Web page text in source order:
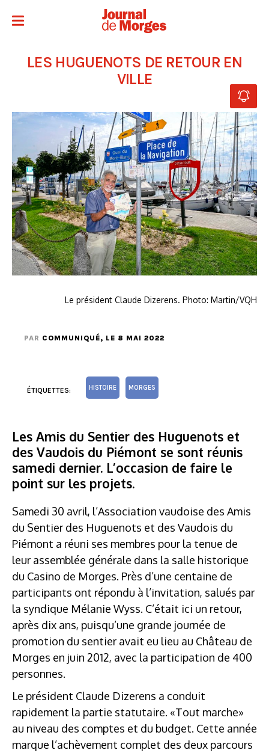
LES HUGUENOTS DE RETOUR EN
VILLE
Le président Claude Dizerens. Photo: Martin/VQH
PAR COMMUNIQUÉ, LE 8 MAI 2022
ÉTIQUETTES: HISTOIRE MORGES
Les Amis du Sentier des Huguenots et
des Vaudois du Piémont se sont réunis
samedi dernier. L’occasion de faire le
point sur les projets.
Samedi 30 avril, l’Association vaudoise des Amis
du Sentier des Huguenots et des Vaudois du
Piémont a réuni ses membres pour la tenue de
leur assemblée générale dans la salle historique
du Casino de Morges. Près d’une centaine de
participants ont répondu à l’invitation, salués par
la syndique Mélanie Wyss. C’était ici un retour,
après dix ans, puisqu’une grande journée de
promotion du sentier avait eu lieu au Château de
Morges en juin 2012, avec la participation de 400
personnes.
Le président Claude Dizerens a conduit
rapidement la partie statutaire. «Tout marche»
au niveau des comptes et du budget. Cette année
marque l’achèvement complet des deux parcours